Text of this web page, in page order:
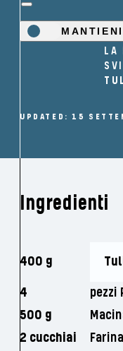
LA
UPDATED: 15
Ingredienti
400 g
4
pezzi
500 g
2 cucchiai
Farina